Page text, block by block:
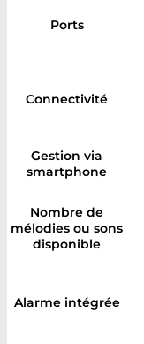
Ports
Connectivité
Gestion via
smartphone
Nombre de
mélodies ou sons
disponible
Alarme intégrée